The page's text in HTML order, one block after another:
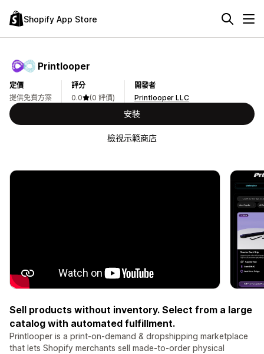
Shopify App Store
Printlooper
定價
提供免費方案
評分
0.0
(0 評價)
開發者
Printlooper LLC
安裝
檢視示範商店
Sell products without inventory. Select from a large
catalog with automated fulfillment.
Printlooper is a print-on-demand & dropshipping marketplace
that lets Shopify merchants sell made-to-order physical